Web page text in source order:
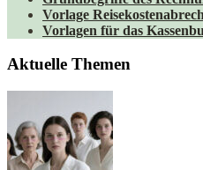
Vorlage
Vorlagen für das
Aktuelle Themen